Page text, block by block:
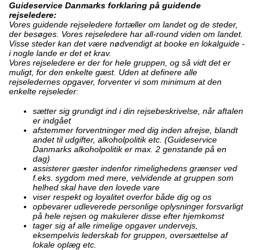
Guideservice Danmarks forklaring på guidende
rejseledere:
Vores guidende rejseledere fortæller om landet og de steder,
der besøges. Vores rejseledere har all-round viden om landet.
Visse steder kan det være nødvendigt at booke en lokalguide -
i nogle lande er det et krav.
Vores rejseledere er der for hele gruppen, og så vidt det er
muligt, for den enkelte gæst. Uden at definere alle
rejseledernes opgaver, forventer vi som minimum at den
enkelte rejseleder:
sætter sig grundigt ind i din rejsebeskrivelse, når aftalen
er indgået
afstemmer forventninger med dig inden afrejse, blandt
andet til udgifter, alkoholpolitik etc. (Guideservice
Danmarks alkoholpolitik er max. 2 genstande på en
dag)
assisterer gæster indenfor rimelighedens grænser ved
f.eks. sygdom med mere, velvidende at gruppen som
helhed skal have den lovede vare
viser respekt og loyalitet overfor både dig og os
opbevarer udleverede personlige oplysninger forsvarligt
på hele rejsen og makulerer disse efter hjemkomst
tager sig af alle rimelige opgaver undervejs,
eksempelvis lederskab for gruppen, oversættelse af
lokale oplæg etc.